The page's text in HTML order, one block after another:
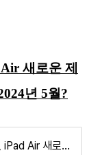
새로운 제
년 5월?
OLED 탑재 예정 iPad Pro, iPad Air 새로운 제조기술적용 문제로 연기? 기간은 5월?